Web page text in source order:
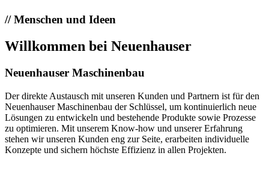
//Menschen und Ideen
Willkommen bei Neuenhauser
Neuenhauser Maschinenbau
Der direkte Austausch mit unseren Kunden und Partnern ist für den
Neuenhauser Maschinenbau der Schlüssel, um kontinuierlich neue
Lösungen zu entwickeln und bestehende Produkte sowie Prozesse
zu optimieren. Mit unserem Know-how und unserer Erfahrung
stehen wir unseren Kunden eng zur Seite, erarbeiten individuelle
Konzepte und sichern höchste Effizienz in allen Projekten.